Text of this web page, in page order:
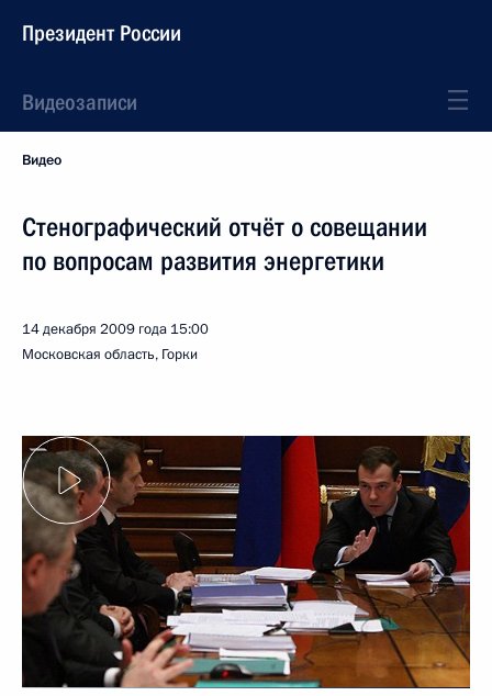
Президент России
Видеозаписи
Видео
Стенографический отчёт о совещании
по вопросам развития энергетики
14 декабря 2009 года 15:00
Московская область, Горки